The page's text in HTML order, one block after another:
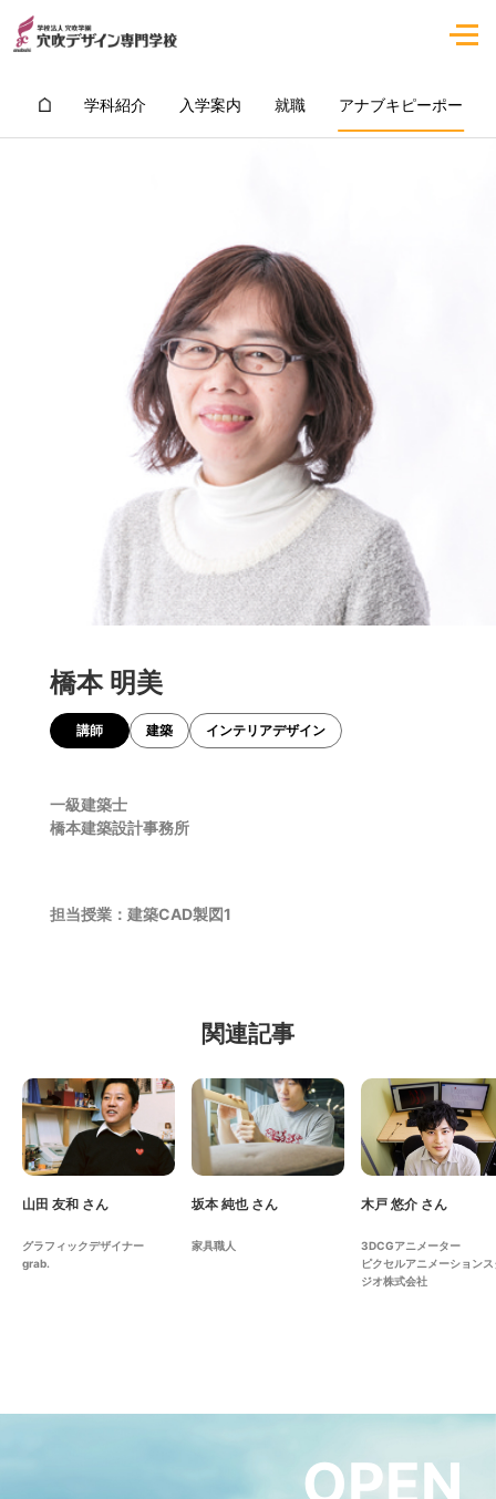
学科紹介 入学案内 就職 アナブキピーポー
橋本 明美
講師 建築 インテリアデザイン
一級建築士
橋本建築設計事務所
担当授業：建築CAD製図1
関連記事
山田 友和 さん
グラフィックデザイナー
grab.
坂本 純也 さん
家具職人
木戸 悠介 さん
3DCGアニメーター
ピクセルアニメーションス
ジオ株式会社
OPEN